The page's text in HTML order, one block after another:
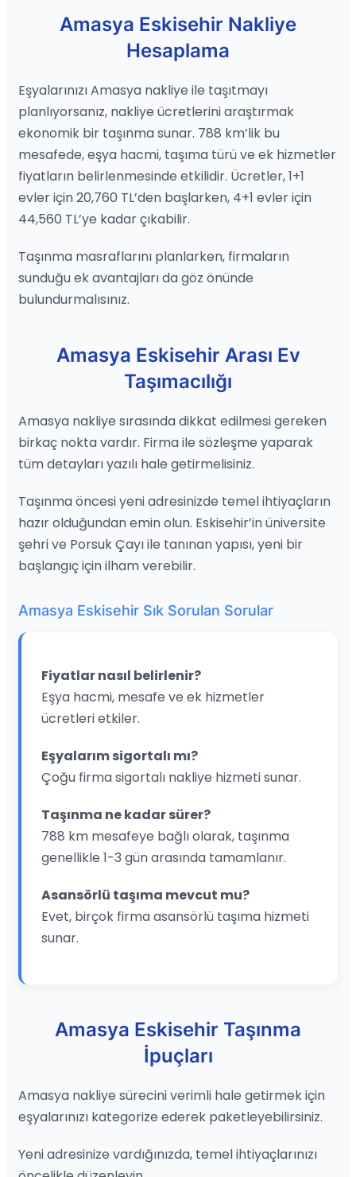
Amasya Eskisehir Nakliye
Hesaplama
Eşyalarınızı Amasya nakliye ile taşıtmayı
planlıyorsanız, nakliye ücretlerini araştırmak
ekonomik bir taşınma sunar. 788 km’lik bu
mesafede, eşya hacmi, taşıma türü ve ek hizmetler
fiyatların belirlenmesinde etkilidir. Ücretler, 1+1
evler için 20,760 TL’den başlarken, 4+1 evler için
44,560 TL’ye kadar çıkabilir.
Taşınma masraflarını planlarken, firmaların
sunduğu ek avantajları da göz önünde
bulundurmalısınız.
Amasya Eskisehir Arası Ev
Taşımacılığı
Amasya nakliye sırasında dikkat edilmesi gereken
birkaç nokta vardır. Firma ile sözleşme yaparak
tüm detayları yazılı hale getirmelisiniz.
Taşınma öncesi yeni adresinizde temel ihtiyaçların
hazır olduğundan emin olun. Eskisehir’in üniversite
şehri ve Porsuk Çayı ile tanınan yapısı, yeni bir
başlangıç için ilham verebilir.
Amasya Eskisehir Sık Sorulan Sorular
Fiyatlar nasıl belirlenir?
Eşya hacmi, mesafe ve ek hizmetler
ücretleri etkiler.
Eşyalarım sigortalı mı?
Çoğu firma sigortalı nakliye hizmeti sunar.
Taşınma ne kadar sürer?
788 km mesafeye bağlı olarak, taşınma
genellikle 1-3 gün arasında tamamlanır.
Asansörlü taşıma mevcut mu?
Evet, birçok firma asansörlü taşıma hizmeti
sunar.
Amasya Eskisehir Taşınma
İpuçları
Amasya nakliye sürecini verimli hale getirmek için
eşyalarınızı kategorize ederek paketleyebilirsiniz.
Yeni adresinize vardığınızda, temel ihtiyaçlarınızı